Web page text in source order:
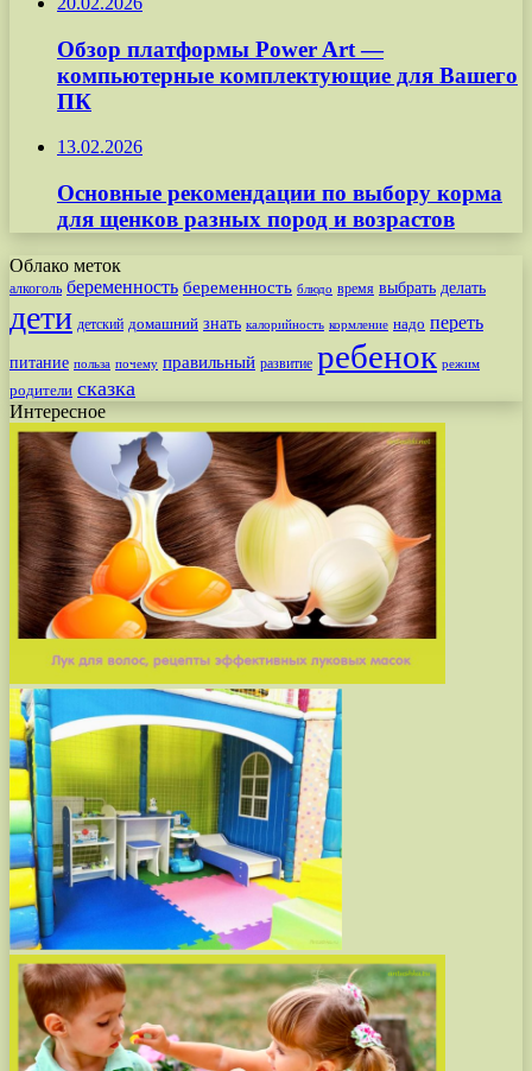
Обзор платформы Power Art —
компьютерные комплектующие для Вашего
ПК
13.02.2026
Основные рекомендации по выбору корма
для щенков разных пород и возрастов
Облако меток
алкоголь беременность беременность блюдо время выбрать делать
дети детский домашний знать калорийность кормление надо переть
питание польза почему правильный развитие ребенок режим
родители сказка
Интересное